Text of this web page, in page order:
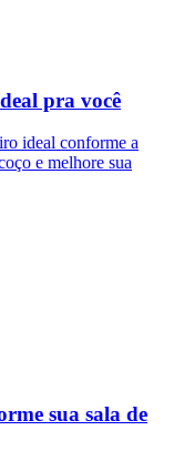
pra você
ideal conforme a
e melhore sua
sua sala de